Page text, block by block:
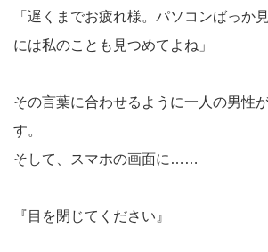
「遅くまでお疲れ様。パソコンばっか
には私のことも見つめてよね」
その言葉に合わせるように一人の男性
す。
そして、スマホの画面に……
『目を閉じてください』